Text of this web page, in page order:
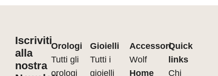
Iscriviti
alla
nostra
Orologi
Tutti gli
orologi
Gioielli
Tutti i
gioielli
Accessori
Wolf
Home
Quick
links
Chi